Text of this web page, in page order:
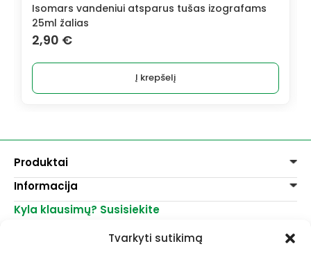
Tvarkyti sutikimą
Isomars vandeniui atsparus tušas izografams
25ml žalias
€
Į krepšelį
Produktai
Dažai
Dekoravimui
Lakai, skiedikliai
Informacija
Pirkimo taisyklės
Kyla klausimų? Susisiekite
info@menomuza.lt